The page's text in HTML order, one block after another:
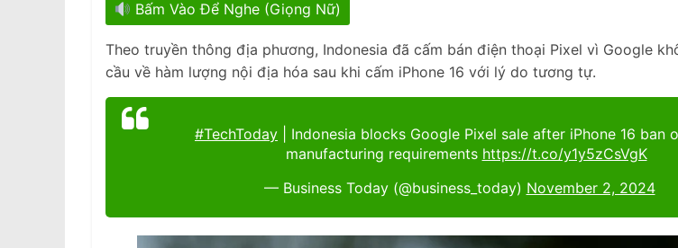
Bấm Vào Để Nghe (Giọng Nữ)
Theo truyền thông địa phương, Indonesia đã cấm bán điện thoại Pixel vì Google
cầu về hàm lượng nội địa hóa sau khi cấm iPhone 16 với lý do tương tự.
#TechToday | Indonesia blocks Google Pixel sale after iPhone 16 ban
manufacturing requirements https://t.co/y1y5zCsVgK
— Business Today (@business_today) November 2, 2024